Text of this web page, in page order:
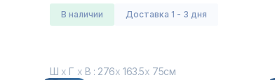
в наличии Доставка 1 - 3 дня
Ш х Г х В : 276х 163.5х 75см